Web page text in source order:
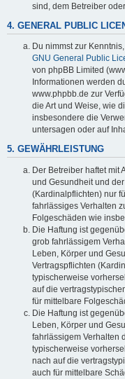
sind, dem Betreiber
4. GENERAL PUBLIC
Du nimmst zur
GNU General Public
von phpBB Limited
Informationen werden
www.phpbb.de zur
die Art und Weise, wie
insbesondere die
untersagen oder auf
5. GEWÄHRLEISTUNG
Der Betreiber haftet mit
und Gesundheit und
(Kardinalpflichten) nur
fahrlässiges Verhalten
Folgeschäden wie
Die Haftung ist
grob fahrlässigem
Leben, Körper und
Vertragspflichten
typischerweise
auf die
für mittelbare
Die Haftung ist
Leben, Körper und
fahrlässigem Verhalten
typischerweise
nach auf die
auch für mittelbare